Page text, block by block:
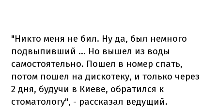
"Никто меня не бил. Ну да, был немного
подвыпивший ... Но вышел из воды
самостоятельно. Пошел в номер спать,
потом пошел на дискотеку, и только через
2 дня, будучи в Киеве, обратился к
стоматологу", - рассказал ведущий.